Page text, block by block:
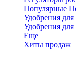
Популярные
Удобрения
Удобрения для
Еще
Хиты продаж